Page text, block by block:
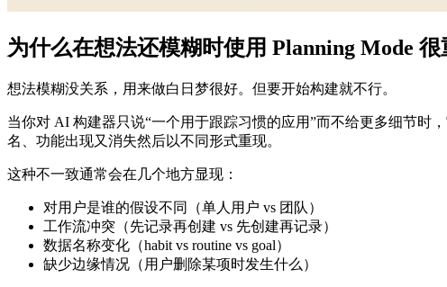
为什么在想法还模糊时使用 Planning Mode 很
想法模糊没关系，用来做白日梦很好。但要开始构建就不行。
当你对 AI 构建器只说“一个用于跟踪习惯的应用”而不给更多细节时
名、功能出现又消失然后以不同形式重现。
这种不一致通常会在几个地方显现：
对用户是谁的假设不同（单人用户 vs 团队）
工作流冲突（先记录再创建 vs 先创建再记录）
数据名称变化（habit vs routine vs goal）
缺少边缘情况（用户删除某项时发生什么）